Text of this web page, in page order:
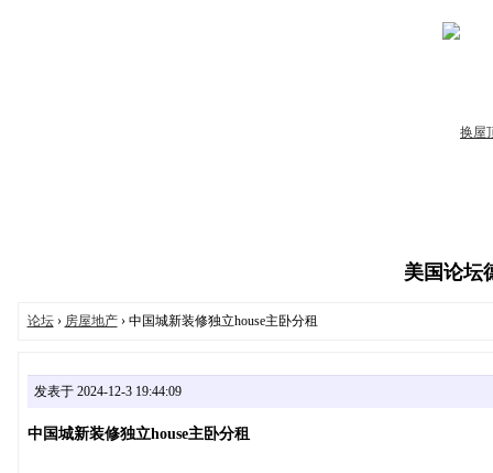
美国论坛
论坛› 房屋地产› 中国城新装修独立house主卧分租
发表于 2024-12-3 19:44:09
中国城新装修独立house主卧分租